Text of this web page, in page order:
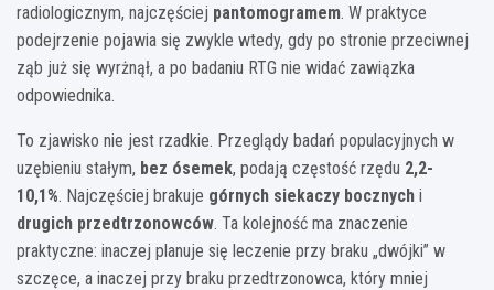
radiologicznym, najczęściej pantomogramem. W praktyce
podejrzenie pojawia się zwykle wtedy, gdy po stronie przeciwnej
ząb już się wyrżnął, a po badaniu RTG nie widać zawiązka
odpowiednika.
To zjawisko nie jest rzadkie. Przeglądy badań populacyjnych w
uzębieniu stałym, bez ósemek, podają częstość rzędu 2,2-
10,1%. Najczęściej brakuje górnych siekaczy bocznych i
drugich przedtrzonowców. Ta kolejność ma znaczenie
praktyczne: inaczej planuje się leczenie przy braku „dwójki” w
szczęce, a inaczej przy braku przedtrzonowca, który mniej